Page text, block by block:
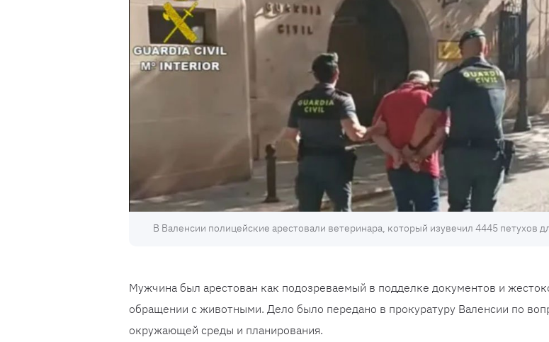
В Валенсии полицейские арестовали ветеринара, который изувечил 4445 петухов
Мужчина был арестован как подозреваемый в подделке документов и
обращении с животными. Дело было передано в прокуратуру Валенсии по
окружающей среды и планирования.